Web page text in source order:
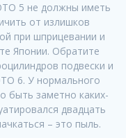
5 не должны иметь
от излишков
при шприцевании и
Японии. Обратите
подвески и
6. У нормального
быть заметно каких-
двадцать
– это пыль.